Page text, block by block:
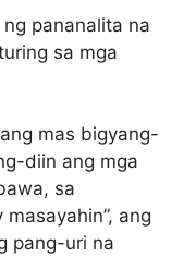
pananalita na
sa mga
mas bigyang-
diin ang mga
sa
masayahin”, ang
pang-uri na